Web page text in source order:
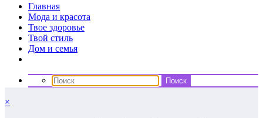
Главная
Мода и красота
Твое здоровье
Твой стиль
Дом и семья
×